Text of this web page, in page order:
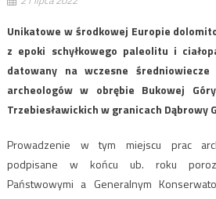
Unikatowe w środkowej Europie
z epoki schyłkowego paleolitu i
datowany na wczesne
archeologów w obrębie Bukowej
Trzebiesławickich w granicach Dąbrowy
Prowadzenie w tym miejscu prac
podpisane w końcu ub. roku
Państwowymi a Generalnym